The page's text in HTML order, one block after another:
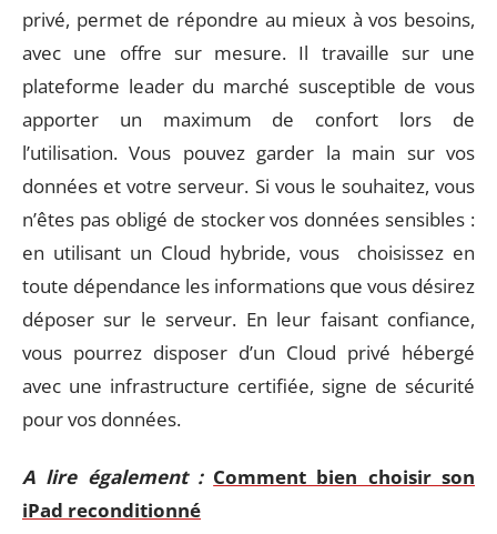
privé, permet de répondre au mieux à vos besoins,
avec une offre sur mesure. Il travaille sur une
plateforme leader du marché susceptible de vous
apporter un maximum de confort lors de
l’utilisation. Vous pouvez garder la main sur vos
données et votre serveur. Si vous le souhaitez, vous
n’êtes pas obligé de stocker vos données sensibles :
en utilisant un Cloud hybride, vous choisissez en
toute dépendance les informations que vous désirez
déposer sur le serveur. En leur faisant confiance,
vous pourrez disposer d’un Cloud privé hébergé
avec une infrastructure certifiée, signe de sécurité
pour vos données.
A lire également : Comment bien choisir son
iPad reconditionné